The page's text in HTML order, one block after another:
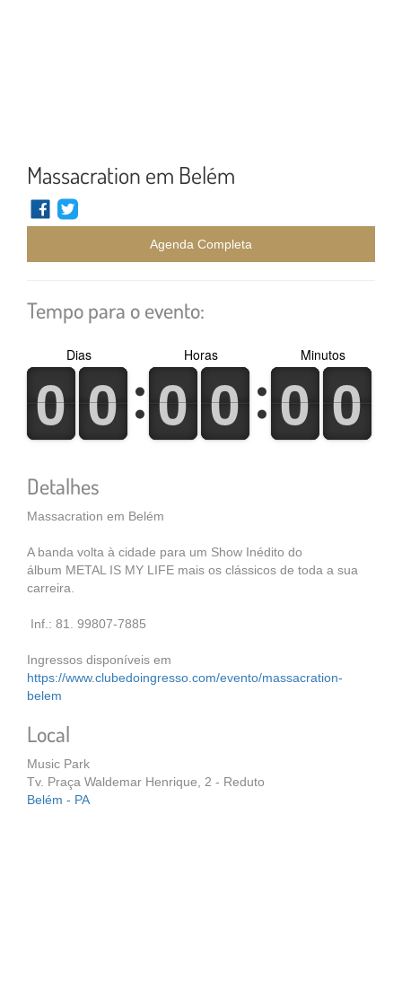
Massacration em Belém
Agenda Completa
Tempo para o evento:
0
0
1
1 0
0
1
1
Dias
0
0
1
1 0
0
1
1
Horas
0
0
1
1 0
0
1
1
Minutos
Detalhes
Massacration em Belém
A banda volta à cidade para um Show Inédito do
álbum METAL IS MY LIFE mais os clássicos de toda a sua
carreira.
Inf.: 81. 99807-7885
Ingressos disponíveis em
https://www.clubedoingresso.com/evento/massacration-
belem
Local
Music Park
Tv. Praça Waldemar Henrique, 2 - Reduto
Belém - PA